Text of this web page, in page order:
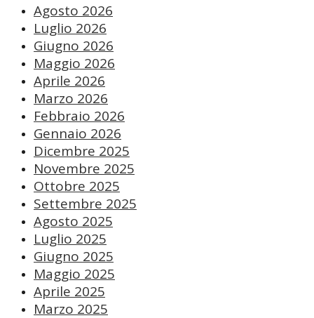
Agosto 2026
Luglio 2026
Giugno 2026
Maggio 2026
Aprile 2026
Marzo 2026
Febbraio 2026
Gennaio 2026
Dicembre 2025
Novembre 2025
Ottobre 2025
Settembre 2025
Agosto 2025
Luglio 2025
Giugno 2025
Maggio 2025
Aprile 2025
Marzo 2025